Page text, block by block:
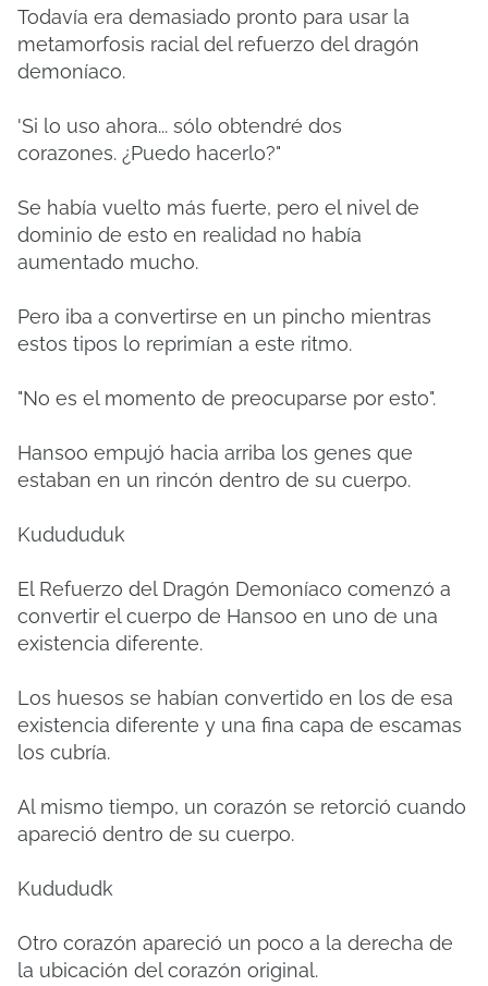
Todavía era demasiado pronto para usar la
metamorfosis racial del refuerzo del dragón
demoníaco.
'Si lo uso ahora... sólo obtendré dos
corazones. ¿Puedo hacerlo?"
Se había vuelto más fuerte, pero el nivel de
dominio de esto en realidad no había
aumentado mucho.
Pero iba a convertirse en un pincho mientras
estos tipos lo reprimían a este ritmo.
"No es el momento de preocuparse por esto".
Hansoo empujó hacia arriba los genes que
estaban en un rincón dentro de su cuerpo.
Kudududuk
El Refuerzo del Dragón Demoníaco comenzó a
convertir el cuerpo de Hansoo en uno de una
existencia diferente.
Los huesos se habían convertido en los de esa
existencia diferente y una fina capa de escamas
los cubría.
Al mismo tiempo, un corazón se retorció cuando
apareció dentro de su cuerpo.
Kudududk
Otro corazón apareció un poco a la derecha de
la ubicación del corazón original.